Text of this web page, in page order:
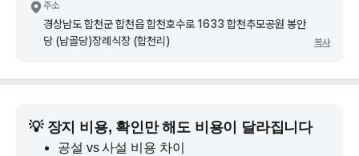
주소
경상남도 합천군 합천읍 합천호수로 1633 합천추모공원 봉안
당 (납골당)장례식장 (합천리)
복사
💡 장지 비용, 확인만 해도 비용이 달라집니다
공설 vs 사설 비용 차이